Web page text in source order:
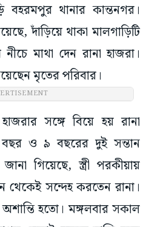
বহরমপুর থানার কান্তনগর।
দাঁড়িয়ে থাকা মালগাড়িটি
মাথা দেন রানা হাজরা।
মৃতের পরিবার।
সঙ্গে বিয়ে হয় রানা
ও ৯ বছরের দুই সন্তান
গিয়েছে, স্ত্রী পরকীয়ায়
সন্দেহ করতেন রানা।
হতো। মঙ্গলবার সকাল